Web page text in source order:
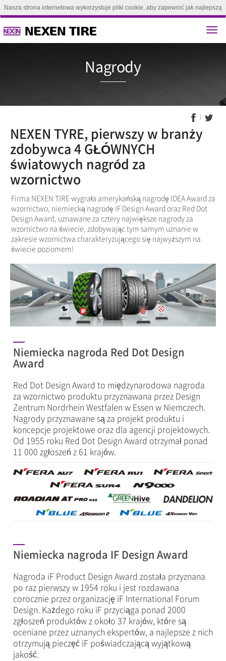
Nasza strona internetowa wykorzystuje pliki cookie, aby zapewnić jak najlepszą
NEXEN TYRE, pierwszy w branży
zdobywca 4 GŁÓWNYCH
światowych nagród za
wzornictwo
Firma NEXEN TIRE wygrała amerykańską nagrodę IDEA Award za
wzornictwo, niemiecką nagrodę IF Design Award oraz Red Dot
Design Award, uznawane za cztery największe nagrody za
wzornictwo na świecie, zdobywając tym samym uznanie w
zakresie wzornictwa charakteryzującego się najwyższym na
świecie poziomem!
Niemiecka nagroda Red Dot Design
Award
Red Dot Design Award to międzynarodowa nagroda
za wzornictwo produktu przyznawana przez Design
Zentrum Nordrhein Westfalen w Essen w Niemczech.
Nagrody przyznawane są za projekt produktu i
koncepcje projektowe oraz dla agencji projektowych.
Od 1955 roku Red Dot Design Award otrzymał ponad
11 000 zgłoszeń z 61 krajów.
Niemiecka nagroda IF Design Award
Nagroda iF Product Design Award została przyznana
po raz pierwszy w 1954 roku i jest rozdawana
corocznie przez organizację iF International Forum
Design. Każdego roku iF przyciąga ponad 2000
zgłoszeń produktów z około 37 krajów, które są
oceniane przez uznanych ekspertów, a najlepsze z nich
otrzymują pieczęć iF poświadczającą wyjątkową
jakość.